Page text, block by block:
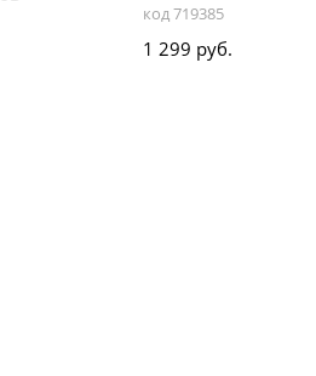
код 719385
1 299 руб.